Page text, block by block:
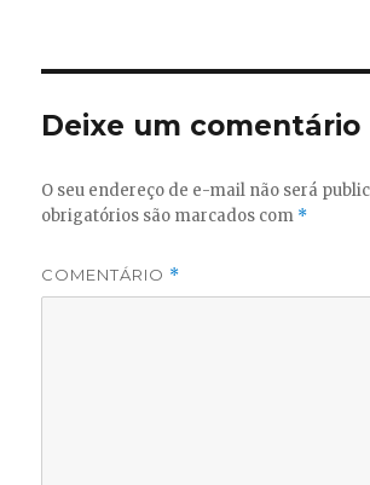
Deixe um comentário
O seu endereço de e-mail não será
obrigatórios são marcados com *
COMENTÁRIO *